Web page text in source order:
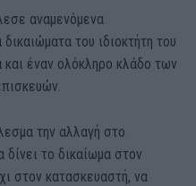
αναμενόμενα
του ιδιοκτήτη του
και έναν ολόκληρο κλάδο των
την αλλαγή στο
το δικαίωμα στον
στον κατασκευαστή, να